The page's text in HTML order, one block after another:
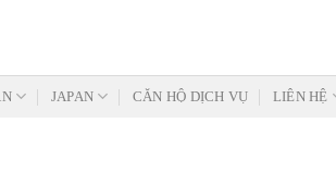
JAPAN CĂN HỘ DỊCH VỤ LIÊN HỆ